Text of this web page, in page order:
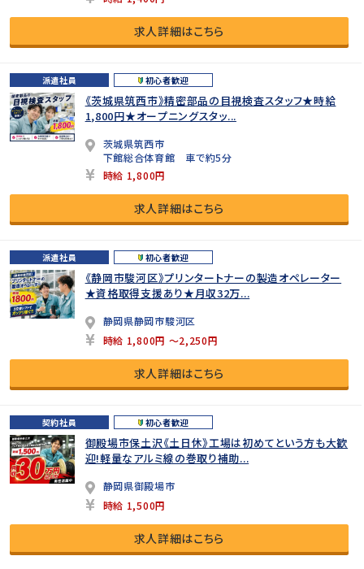
求人詳細はこちら
派遣社員 初心者歓迎
《茨城県筑西市》精密部品の目視検査スタッフ★時給
1,800円★オープニングスタッ...
茨城県筑西市
下館総合体育館 車で約5分
時給 1,800円
求人詳細はこちら
派遣社員 初心者歓迎
《静岡市駿河区》プリンタートナーの製造オペレーター
★資格取得支援あり★月収32万...
静岡県静岡市駿河区
時給 1,800円 ～2,250円
求人詳細はこちら
契約社員 初心者歓迎
御殿場市保土沢《土日休》工場は初めてという方も大歓
迎!軽量なアルミ線の巻取り補助...
静岡県御殿場市
時給 1,500円
求人詳細はこちら